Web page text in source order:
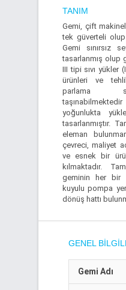
TANIM
Gemi, çift
tek güverteli olup
Gemi sınırsız
tasarlanmış olup
III tipi sıvı yükler
ürünleri ve
parlama
yoğunlukta
tasarlanmıştır.
eleman
çevreci, maliyet
ve esnek bir
kılmaktadır.
geminin her bir
kuyulu pompa
dönüş hattı
GENEL
Gemi Adı